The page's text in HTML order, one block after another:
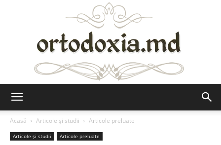
Acasă
Articole şi studii Articole preluate
Articole şi studii Articole preluate